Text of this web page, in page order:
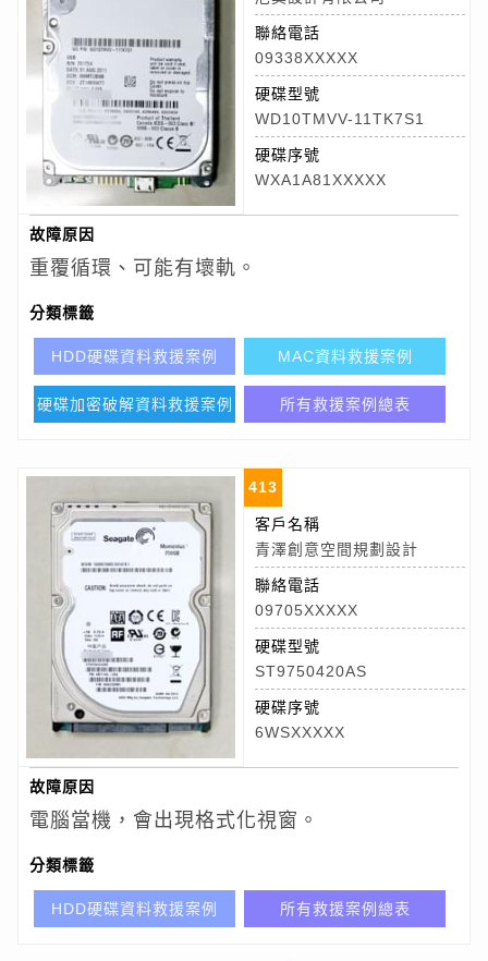
聯絡電話
09338XXXXX
硬碟型號
WD10TMVV-11TK7S1
硬碟序號
WXA1A81XXXXX
故障原因
重覆循環、可能有壞軌。
分類標籤
HDD硬碟資料救援案例 MAC資料救援案例
硬碟加密破解資料救援案例 所有救援案例總表
413
客戶名稱
青澤創意空間規劃設計
聯絡電話
09705XXXXX
硬碟型號
ST9750420AS
硬碟序號
6WSXXXXX
故障原因
電腦當機，會出現格式化視窗。
分類標籤
HDD硬碟資料救援案例 所有救援案例總表